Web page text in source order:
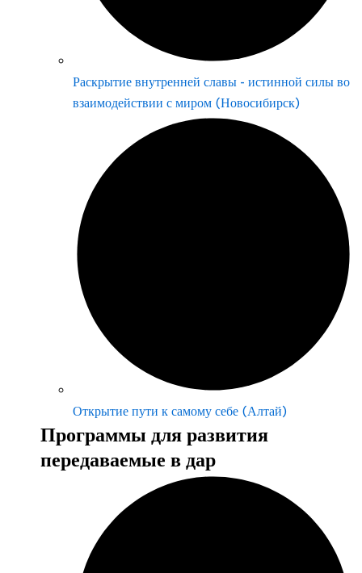
Раскрытие внутренней славы - истинной силы во
взаимодействии с миром (Новосибирск)
Открытие пути к самому себе (Алтай)
Программы для развития
передаваемые в дар